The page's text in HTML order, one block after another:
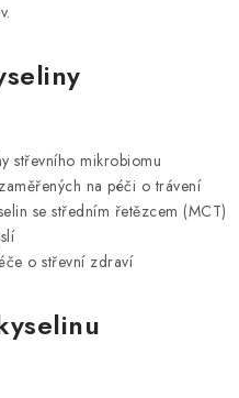
střevního mikrobiomu
na péči o trávení
se středním řetězcem (MCT)
o střevní zdraví